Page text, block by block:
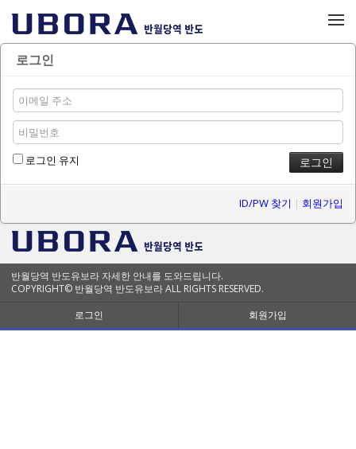
로그인
로그인 유지
ID/PW 찾기 | 회원가입
반월당역 반도유보라 자세한 안내를 도와드립니다.
COPYRIGHT© 반월당역 반도유보라 ALL RIGHTS RESERVED.
로그인
회원가입